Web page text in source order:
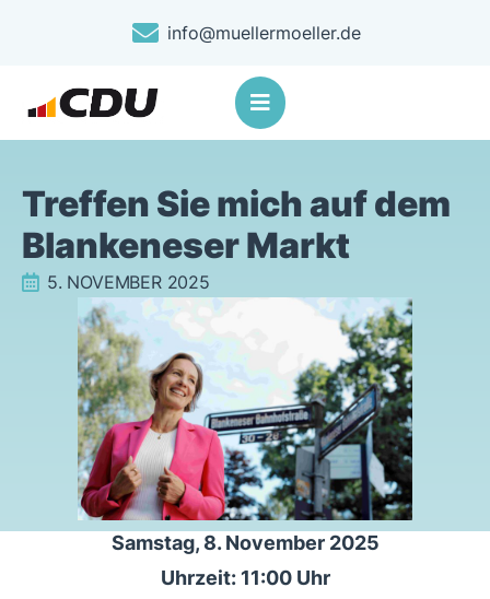
info@muellermoeller.de
Treffen Sie mich auf dem
Blankeneser Markt
5. NOVEMBER 2025
Samstag, 8. November 2025
Uhrzeit: 11:00 Uhr